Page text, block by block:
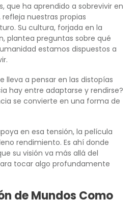
que ha aprendido a sobrevivir en
nuestras propias
Su cultura, forjada en la
plantea preguntas sobre qué
estamos dispuestos a
lleva a pensar en las distopías
hay entre adaptarse y rendirse?
se convierte en una forma de
en esa tensión, la película
rendimiento. Es ahí donde
su visión va más allá del
tocar algo profundamente
de Mundos Como